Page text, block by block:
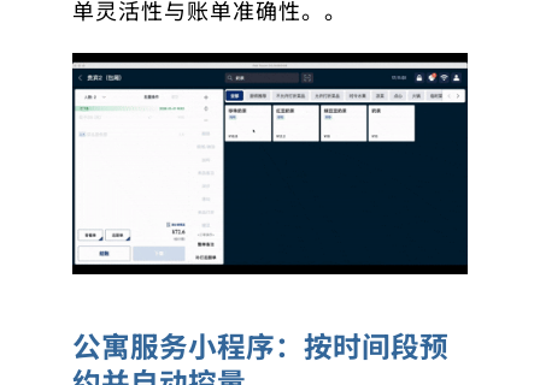
单灵活性与账单准确性。。
公寓服务小程序：按时间段预